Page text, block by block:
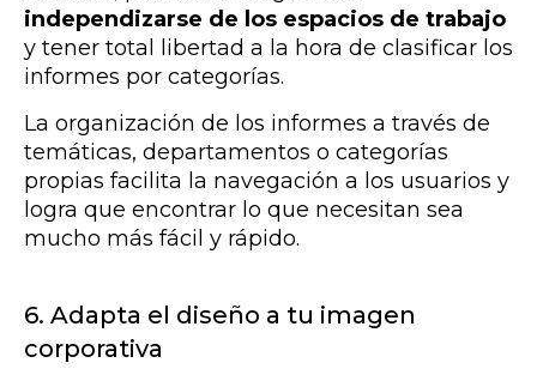
independizarse de los espacios de trabajo
y tener total libertad a la hora de clasificar los
informes por categorías.
La organización de los informes a través de
temáticas, departamentos o categorías
propias facilita la navegación a los usuarios y
logra que encontrar lo que necesitan sea
mucho más fácil y rápido.
6. Adapta el diseño a tu imagen
corporativa